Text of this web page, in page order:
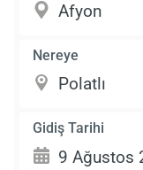
Nereye
Gidiş Tarihi